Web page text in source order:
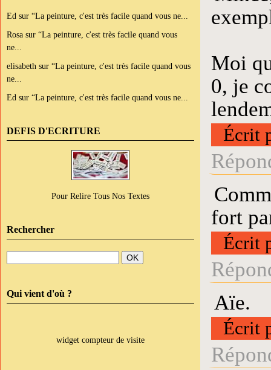
Ed sur “La peinture, c'est très facile quand vous ne...
Rosa sur “La peinture, c'est très facile quand vous
ne...
elisabeth sur “La peinture, c'est très facile quand vous
ne...
Ed sur “La peinture, c'est très facile quand vous ne...
DEFIS D'ECRITURE
Pour Relire Tous Nos Textes
Rechercher
Qui vient d'où ?
widget compteur de visite
Moi
0, je
Écrit
fort
Écrit
Aïe.
Écrit